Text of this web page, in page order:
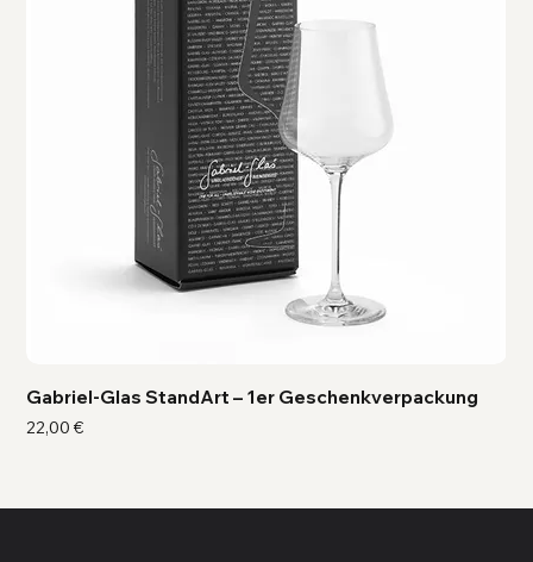
Gabriel-Glas StandArt – 1er Geschenkverpackung
Preis
22,00 €